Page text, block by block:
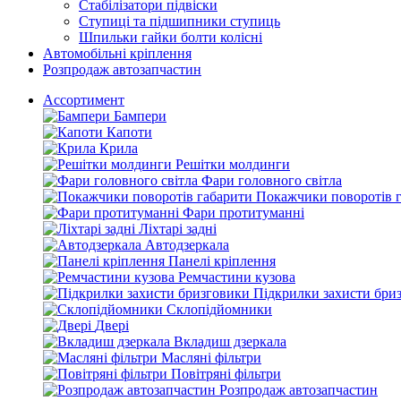
Стабілізатори підвіски
Ступиці та підшипники ступиць
Шпильки гайки болти колісні
Автомобільні кріплення
Розпродаж автозапчастин
Ассортимент
Бампери
Капоти
Крила
Решітки молдинги
Фари головного світла
Покажчики поворотів
Фари протитуманні
Ліхтарі задні
Автодзеркала
Панелі кріплення
Ремчастини кузова
Підкрилки захисти
Склопідйомники
Двері
Вкладиш дзеркала
Масляні фільтри
Повітряні фільтри
Розпродаж автозапчастин